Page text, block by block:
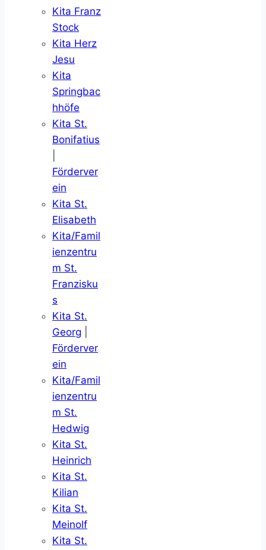
Kita Franz
Stock
Kita Herz
Jesu
Kita
Springbac
hhöfe
Kita St.
Bonifatius
Förderver
ein
Kita St.
Elisabeth
Kita/Famil
ienzentru
m St.
Franzisku
s
Kita St.
Georg
Förderver
ein
Kita/Famil
ienzentru
m St.
Hedwig
Kita St.
Heinrich
Kita St.
Kilian
Kita St.
Meinolf
Kita St.